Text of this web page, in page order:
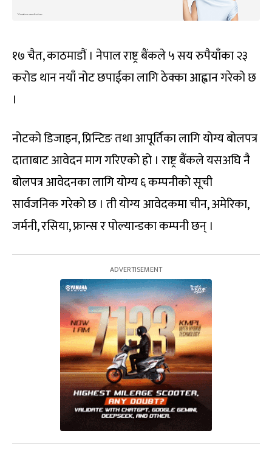
१७ चैत, काठमाडौं । नेपाल राष्ट्र बैंकले ५ सय रुपैयाँका २३
करोड थान नयाँ नोट छपाईका लागि ठेक्का आह्वान गरेको छ
।
नोटको डिजाइन, प्रिन्टिङ तथा आपूर्तिका लागि योग्य बोलपत्र
दाताबाट आवेदन माग गरिएको हो । राष्ट्र बैंकले यसअघि नै
बोलपत्र आवेदनका लागि योग्य ६ कम्पनीको सूची
सार्वजनिक गरेको छ । ती योग्य आवेदकमा चीन, अमेरिका,
जर्मनी, रसिया, फ्रान्स र पोल्यान्डका कम्पनी छन् ।